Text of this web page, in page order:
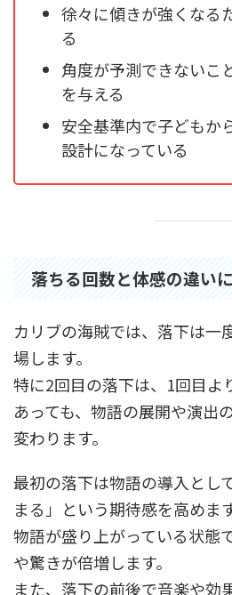
徐々に傾きが強くなる
る
角度が予測できないこ
を与える
安全基準内で子どもか
設計になっている
落ちる回数と体感の違い
カリブの海賊では、落下は一
場します。
特に2回目の落下は、1回目よ
あっても、物語の展開や演出
変わります。
最初の落下は物語の導入とし
まる」という期待感を高めま
物語が盛り上がっている状態
や驚きが倍増します。
また、落下の前後で音楽や効